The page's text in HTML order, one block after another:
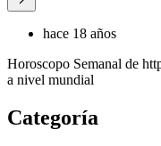
hace 18 años
Horoscopo Semanal de
a nivel mundial
Categoría